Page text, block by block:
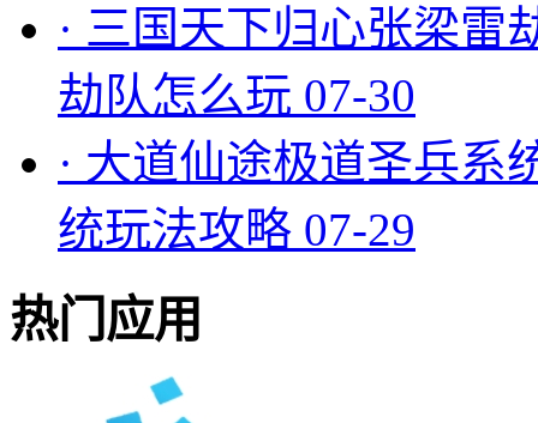
· 三国天下归心张梁雷
劫队怎么玩 07-30
· 大道仙途极道圣兵系
统玩法攻略 07-29
热门应用